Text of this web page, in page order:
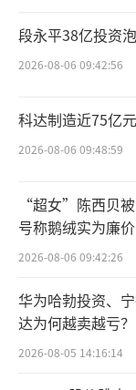
——让AI
可以时光倒流
一件衣服，
用自然话术说
会带你回到那
类似这样
题就是：你
段永平38亿投资
2026-08-06 09:42:56
科达制造近75亿
2026-08-06 09:48:59
“超女”陈西贝
号称鹅绒实为廉
百万元
2026-08-06 09:42:26
华为哈勃投资、
达为何越卖越亏？
2026-08-05 14:16:14